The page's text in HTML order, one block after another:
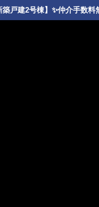
築戸建2号棟】✨️仲介手数